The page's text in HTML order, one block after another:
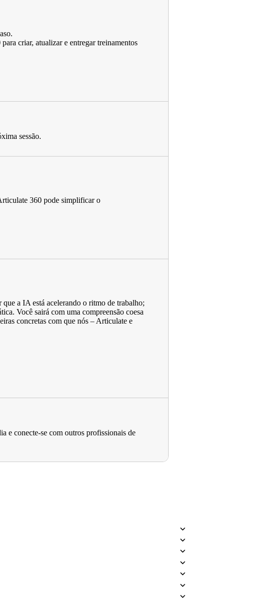
criar, atualizar e entregar treinamentos
sessão.
360 ​​pode simplificar o
a IA está acelerando o ritmo de trabalho;
Você sairá com uma compreensão coesa
concretas com que nós – Articulate e
e conecte-se com outros profissionais de